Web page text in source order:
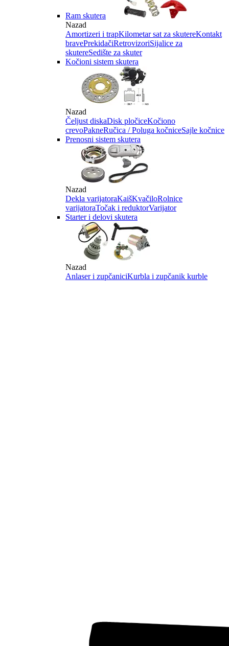
Ram skutera
Nazad
Amortizeri i trapKilometar sat za skutereKontakt
bravePrekidačiRetrovizoriSijalice za
skutereSedište za skuter
Kočioni sistem skutera
Nazad
Čeljust diskaDisk pločiceKočiono
crevoPakneRučica / Poluga kočniceSajle kočnice
Prenosni sistem skutera
Nazad
Dekla varijatoraKaišKvačiloRolnice
varijatoraTočak i reduktorVarijator
Starter i delovi skutera
Nazad
Anlaser i zupčaniciKurbla i zupčanik kurble